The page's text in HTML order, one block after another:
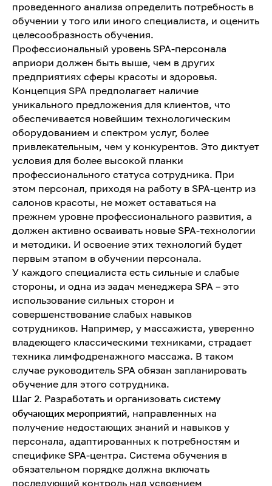
проведенного анализа определить потребность в
обучении у того или иного специалиста, и оценить
целесообразность обучения.
Профессиональный уровень SPA-персонала
априори должен быть выше, чем в других
предприятиях сферы красоты и здоровья.
Концепция SPA предполагает наличие
уникального предложения для клиентов, что
обеспечивается новейшим технологическим
оборудованием и спектром услуг, более
привлекательным, чем у конкурентов. Это диктует
условия для более высокой планки
профессионального статуса сотрудника. При
этом персонал, приходя на работу в SPA-центр из
салонов красоты, не может оставаться на
прежнем уровне профессионального развития, а
должен активно осваивать новые SPA-технологии
и методики. И освоение этих технологий будет
первым этапом в обучении персонала.
У каждого специалиста есть сильные и слабые
стороны, и одна из задач менеджера SPA – это
использование сильных сторон и
совершенствование слабых навыков
сотрудников. Например, у массажиста, уверенно
владеющего классическими техниками, страдает
техника лимфодренажного массажа. В таком
случае руководитель SPA обязан запланировать
обучение для этого сотрудника.
Шаг 2. Разработать и организовать систему
обучающих мероприятий, направленных на
получение недостающих знаний и навыков у
персонала, адаптированных к потребностям и
специфике SPA-центра. Система обучения в
обязательном порядке должна включать
последующий контроль над усвоением